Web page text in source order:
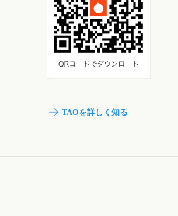
TAOを詳しく知る